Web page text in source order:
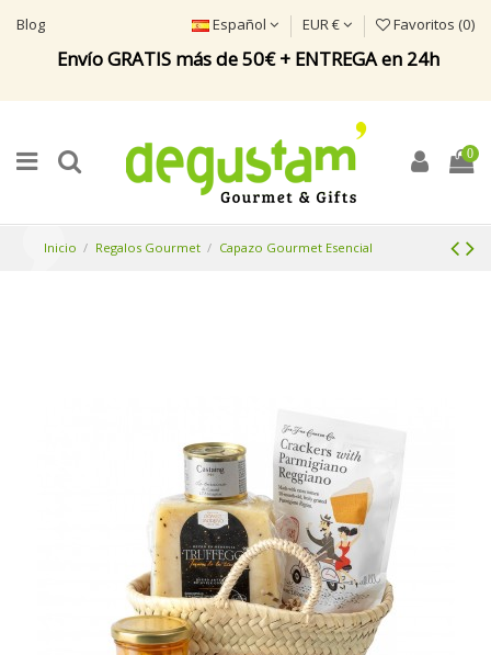
Blog
Envío GRATIS más de 50€ + ENTREGA en 24h
Español EUR € Favoritos (0)
0
Inicio Regalos Gourmet Capazo Gourmet Esencial